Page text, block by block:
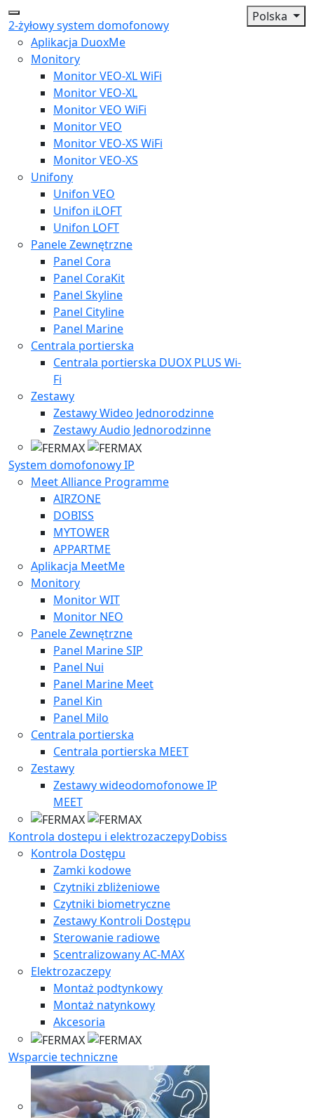
Polska
2-żyłowy system domofonowy
Aplikacja DuoxMe
Monitory
Monitor VEO-XL WiFi
Monitor VEO-XL
Monitor VEO WiFi
Monitor VEO
Monitor VEO-XS WiFi
Monitor VEO-XS
Unifony
Unifon VEO
Unifon iLOFT
Unifon LOFT
Panele Zewnętrzne
Panel Cora
Panel CoraKit
Panel Skyline
Panel Cityline
Panel Marine
Centrala portierska
Centrala portierska DUOX PLUS Wi-
Fi
Zestawy
Zestawy Wideo Jednorodzinne
Zestawy Audio Jednorodzinne
System domofonowy IP
Meet Alliance Programme
AIRZONE
DOBISS
MYTOWER
APPARTME
Aplikacja MeetMe
Monitory
Monitor WIT
Monitor NEO
Panele Zewnętrzne
Panel Marine SIP
Panel Nui
Panel Marine Meet
Panel Kin
Panel Milo
Centrala portierska
Centrala portierska MEET
Zestawy
Zestawy wideodomofonowe IP
MEET
Kontrola dostepu i elektrozaczepy
Kontrola Dostępu
Zamki kodowe
Czytniki zbliżeniowe
Czytniki biometryczne
Zestawy Kontroli Dostępu
Sterowanie radiowe
Scentralizowany AC-MAX
Elektrozaczepy
Montaż podtynkowy
Montaż natynkowy
Akcesoria
Dobiss
Wsparcie techniczne